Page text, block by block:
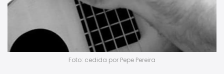
Foto: cedida por Pepe Pereira